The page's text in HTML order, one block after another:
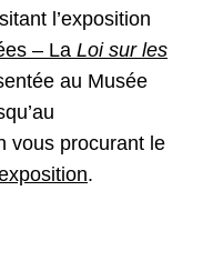
l’exposition
– La Loi sur les
au Musée
vous procurant le
.